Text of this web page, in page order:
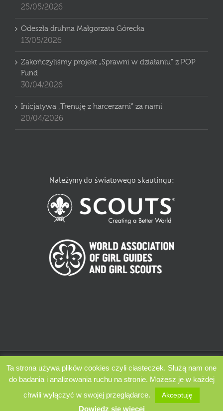
25/05/2026
Odeszła druhna Małgorzata Górecka
13/05/2026
Zakończyliśmy projekt „Sprawni w działaniu” z POP
Fund
30/04/2026
Inicjatywa „Trenuję z harcerzami” za nami
20/04/2026
Należymy do światowego skautingu:
ZHP Chorągiew Łódzka 2009 - 2022 | Wszelkie prawa zastrzeżone |
Powered by Zespół Komunikacji i Promocji ChŁ
FacebookInstagram
TwitterYouTube
Ta strona używa plików cookies czyli ciasteczek. Służą nam one
do badania i analizowania ruchu na stronie. Możesz je w każdej
chwili wyłączyć w swojej przeglądarce.
Akceptuję
Dowiędz się więcej